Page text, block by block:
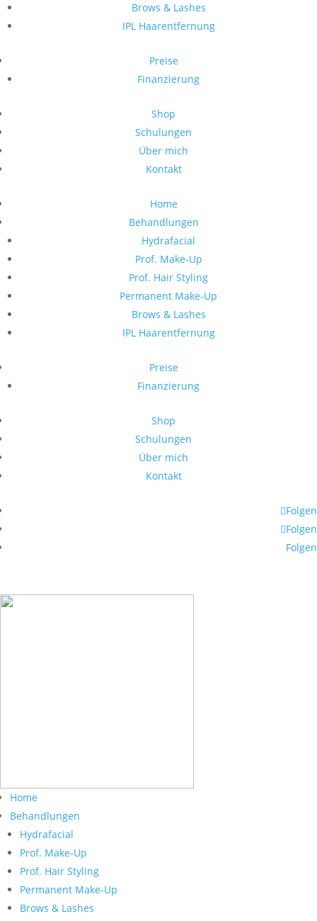
Brows & Lashes
IPL Haarentfernung
Preise
Finanzierung
Shop
Schulungen
Über mich
Kontakt
Home
Behandlungen
Hydrafacial
Prof. Make-Up
Prof. Hair Styling
Permanent Make-Up
Brows & Lashes
IPL Haarentfernung
Preise
Finanzierung
Shop
Schulungen
Über mich
Kontakt
Folgen
Folgen
Folgen
Home
Behandlungen
Hydrafacial
Prof. Make-Up
Prof. Hair Styling
Permanent Make-Up
Brows & Lashes